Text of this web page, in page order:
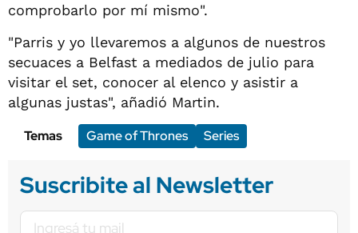
comprobarlo por mí mismo".
"Parris y yo llevaremos a algunos de nuestros
secuaces a Belfast a mediados de julio para
visitar el set, conocer al elenco y asistir a
algunas justas", añadió Martin.
Temas
Game of Thrones Series
Suscribite al Newsletter